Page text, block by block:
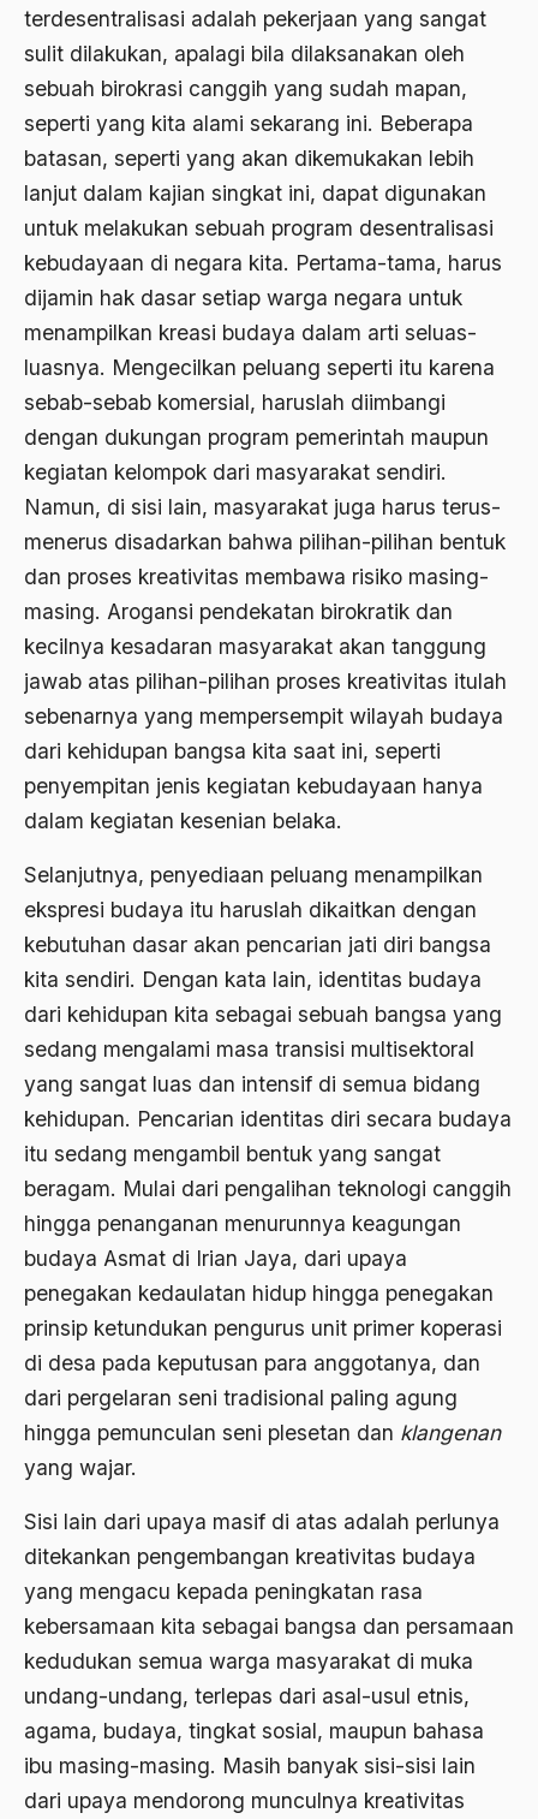
terdesentralisasi adalah pekerjaan yang sangat
sulit dilakukan, apalagi bila dilaksanakan oleh
sebuah birokrasi canggih yang sudah mapan,
seperti yang kita alami sekarang ini. Beberapa
batasan, seperti yang akan dikemukakan lebih
lanjut dalam kajian singkat ini, dapat digunakan
untuk melakukan sebuah program desentralisasi
kebudayaan di negara kita. Pertama-tama, harus
dijamin hak dasar setiap warga negara untuk
menampilkan kreasi budaya dalam arti seluas-
luasnya. Mengecilkan peluang seperti itu karena
sebab-sebab komersial, haruslah diimbangi
dengan dukungan program pemerintah maupun
kegiatan kelompok dari masyarakat sendiri.
Namun, di sisi lain, masyarakat juga harus terus-
menerus disadarkan bahwa pilihan-pilihan bentuk
dan proses kreativitas membawa risiko masing-
masing. Arogansi pendekatan birokratik dan
kecilnya kesadaran masyarakat akan tanggung
jawab atas pilihan-pilihan proses kreativitas itulah
sebenarnya yang mempersempit wilayah budaya
dari kehidupan bangsa kita saat ini, seperti
penyempitan jenis kegiatan kebudayaan hanya
dalam kegiatan kesenian belaka.
Selanjutnya, penyediaan peluang menampilkan
ekspresi budaya itu haruslah dikaitkan dengan
kebutuhan dasar akan pencarian jati diri bangsa
kita sendiri. Dengan kata lain, identitas budaya
dari kehidupan kita sebagai sebuah bangsa yang
sedang mengalami masa transisi multisektoral
yang sangat luas dan intensif di semua bidang
kehidupan. Pencarian identitas diri secara budaya
itu sedang mengambil bentuk yang sangat
beragam. Mulai dari pengalihan teknologi canggih
hingga penanganan menurunnya keagungan
budaya Asmat di Irian Jaya, dari upaya
penegakan kedaulatan hidup hingga penegakan
prinsip ketundukan pengurus unit primer koperasi
di desa pada keputusan para anggotanya, dan
dari pergelaran seni tradisional paling agung
hingga pemunculan seni plesetan dan klangenan
yang wajar.
Sisi lain dari upaya masif di atas adalah perlunya
ditekankan pengembangan kreativitas budaya
yang mengacu kepada peningkatan rasa
kebersamaan kita sebagai bangsa dan persamaan
kedudukan semua warga masyarakat di muka
undang-undang, terlepas dari asal-usul etnis,
agama, budaya, tingkat sosial, maupun bahasa
ibu masing-masing. Masih banyak sisi-sisi lain
dari upaya mendorong munculnya kreativitas
Akhlaq
Akidah
Aktivis
Aktivis Muda
akulturasi
Al Asnawi
al qaeda
Al-Azhar
Al-Ghazali
Al-Ikhwanu Al-Muslimun
Al-Ikhwanul Muslimin
al-Khalil Ibnu Ahmad al-Farahidi
Al-Maududi
Al-qua'an dan Hadist
al-quran
Alexander Solzhenitsyin
Ali Khomeini
Ali Shariati
Ali Sidikin
Ali Syahbana
Aliran AHmadiyah
Alistair Cook
Allah
ALmanak
Alternatif Moral
Alternatif Nilai
Alternatif Politis
Alumni Sayid Al-Maliki
Alvin W. Gouldner
Amangkurat
Amar Ma'ruf Nahi Munkar
Ambivalen
ambon
Amerika
amerika latin
amerika serikat